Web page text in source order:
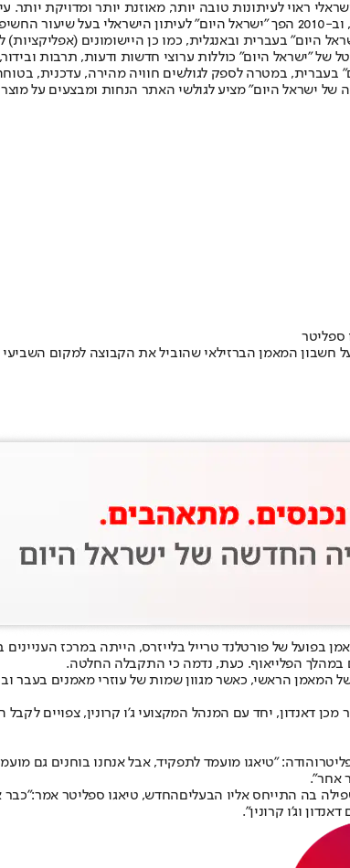
ראוי לעיתונות טובה יותר, מאוזנת יותר ומדויקת יותר.
תשלום. המהדורה המודפסת הראשונה פורסמה ב-30 ביולי 2007, וב-2010 הפך
של "ישראל היום" כוללות ערוצי חדשות ודעות, תרבות
היום" בעברית, במטרה לספק לגולשים חוויה מהירה, עדכנית,
של ישראל היום" מציע לגולשי האתר הנחות ומבצעים על
ספליטר
הברזילאי שהוביל את הקבוצה למקום השביעי במערב • לא פחות מ-30
בפועל של פורטלנד טרייל בלייזרס, הייתה במרכז
במהלך הפלייאוף. כעת, נדמה כי התקבלה החלטה.
המאמן הראשי, כאשר מגוון שמות של עוזרי מאמנים בעבר
מכן דאנדון, יחד עם המנהל המקצועי ג'ו קרונין, צפויים
והודה: "טיאגו מועמד לתפקיד, אבל אנחנו בוחנים גם
בה התייחס אליו הבעליםהחדש, טיאגו ספליטר אמר:"כבר
דאנדון וג'ו קרונין".